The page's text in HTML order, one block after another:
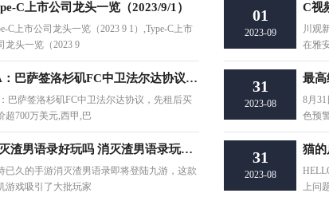
C上市公司龙头一览（2023/9/1）
C上市公司龙头一览（2023 9 1）,Type-C上市
龙头一览（2023 9
01
2023-09
川观
在雅
TA：巴萨签洛杉矶FC中卫法尔达协议，先租后买总价超700万美元
巴萨签洛杉矶FC中卫法尔达协议，先租后买
超700万美元,西甲,巴
31
2023-08
8月
色预
消灭渣男语录好玩吗 消灭渣男语录玩法简介
已久的手游消灭渣男语录即将登陆九游，这款
游戏吸引了大批玩家
31
2023-08
猫的
上问